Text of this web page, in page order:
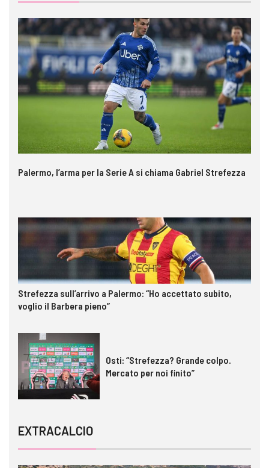
Palermo, l’arma per la Serie A si chiama Gabriel Strefezza
Strefezza sull’arrivo a Palermo: “Ho accettato subito,
voglio il Barbera pieno”
Osti: “Strefezza? Grande colpo.
Mercato per noi finito”
EXTRACALCIO